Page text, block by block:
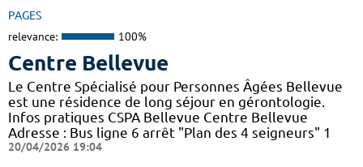
PAGES
relevance: 100%
Centre Bellevue
Le Centre Spécialisé pour Personnes Âgées Bellevue
est une résidence de long séjour en gérontologie.
Infos pratiques CSPA Bellevue Centre Bellevue
Adresse : Bus ligne 6 arrêt "Plan des 4 seigneurs" 1
20/04/2026 19:04